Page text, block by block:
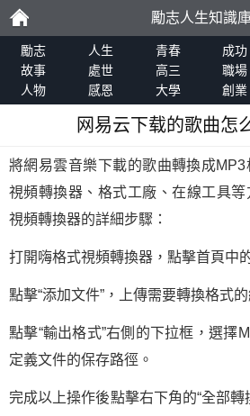
勵
志
勵志人生知識
勵志 人生 青春 成功
故事
處世 高三 職場
人物
感恩 大學 創業
网易云下载的歌曲怎
將網易雲音樂下載的歌曲轉換成
視頻轉換器、格式工廠、在線工具
視頻轉換器的詳細步驟：
打開嗨格式視頻轉換器，點擊首頁中
點擊“添加文件”，上傳需要轉換格式
點擊“輸出格式”右側的下拉框，選擇
定義文件的保存路徑。
完成以上操作後點擊右下角的“全部轉